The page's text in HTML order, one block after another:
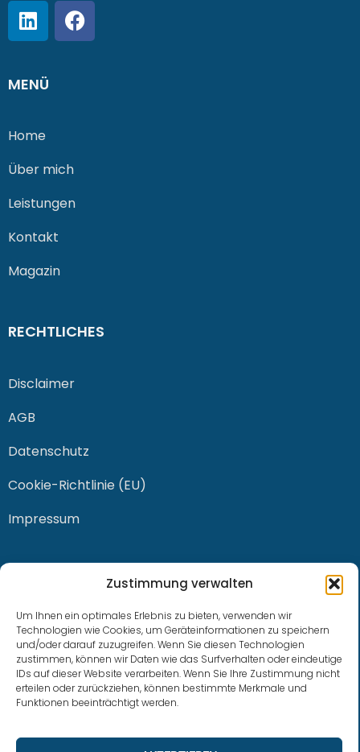
Zustimmung verwalten
Um Ihnen ein optimales Erlebnis zu bieten, verwenden wir
Technologien wie Cookies, um Geräteinformationen zu speichern
und/oder darauf zuzugreifen. Wenn Sie diesen Technologien
zustimmen, können wir Daten wie das Surfverhalten oder eindeutige
IDs auf dieser Website verarbeiten. Wenn Sie Ihre Zustimmung nicht
erteilen oder zurückziehen, können bestimmte Merkmale und
Funktionen beeinträchtigt werden.
MENÜ
Home
Über mich
Leistungen
Kontakt
Magazin
RECHTLICHES
Disclaimer
AGB
Datenschutz
Cookie-Richtlinie (EU)
Impressum
0228 / 915 614 81
klaus.buhl@libra-invest.de